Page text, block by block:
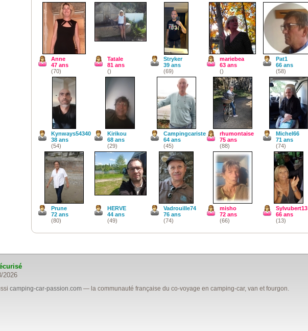
Anne
47 ans
(70)
Tatale
81 ans
()
Stryker
39 ans
(69)
mariebea
63 ans
()
Pat1
66 ans
(58)
Kynways54340
38 ans
(54)
Kirikou
68 ans
(29)
Campingcariste
64 ans
(45)
rhumontaise
75 ans
(88)
Michel66
71 ans
(74)
Prune
72 ans
(80)
HERVE
44 ans
(49)
Vadrouille74
76 ans
(74)
misho
72 ans
(66)
Sylvubert13
66 ans
(13)
2026
camping-car-passion.com — la communauté française du co-voyage en camping-car, van et fourgon.